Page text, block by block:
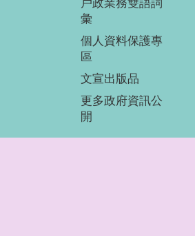
戶政業務雙語詞
彙
個人資料保護專
區
文宣出版品
更多政府資訊公
開